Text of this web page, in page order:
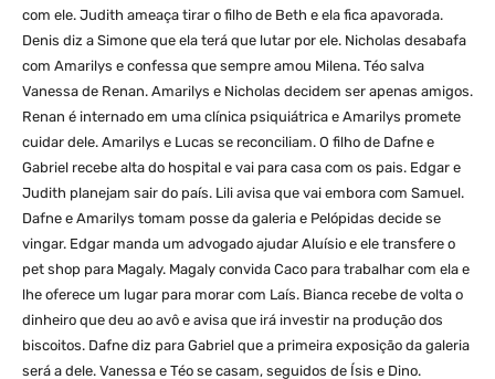
com ele. Judith ameaça tirar o filho de Beth e ela fica apavorada.
Denis diz a Simone que ela terá que lutar por ele. Nicholas desabafa
com Amarilys e confessa que sempre amou Milena. Téo salva
Vanessa de Renan. Amarilys e Nicholas decidem ser apenas amigos.
Renan é internado em uma clínica psiquiátrica e Amarilys promete
cuidar dele. Amarilys e Lucas se reconciliam. O filho de Dafne e
Gabriel recebe alta do hospital e vai para casa com os pais. Edgar e
Judith planejam sair do país. Lili avisa que vai embora com Samuel.
Dafne e Amarilys tomam posse da galeria e Pelópidas decide se
vingar. Edgar manda um advogado ajudar Aluísio e ele transfere o
pet shop para Magaly. Magaly convida Caco para trabalhar com ela e
lhe oferece um lugar para morar com Laís. Bianca recebe de volta o
dinheiro que deu ao avô e avisa que irá investir na produção dos
biscoitos. Dafne diz para Gabriel que a primeira exposição da galeria
será a dele. Vanessa e Téo se casam, seguidos de Ísis e Dino.